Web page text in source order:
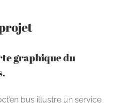
graphique du
bus illustre un service